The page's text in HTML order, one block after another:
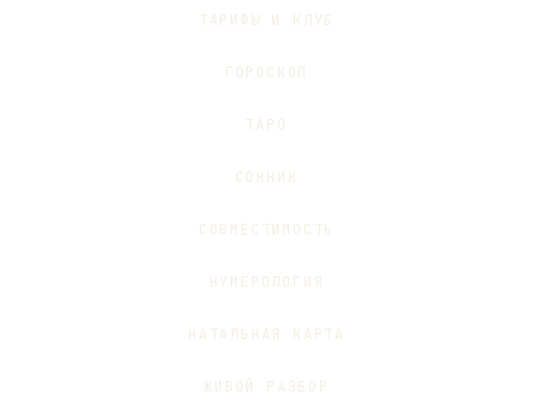
ТАРИФЫ И КЛУБ
ГОРОСКОП
ТАРО
СОННИК
СОВМЕСТИМОСТЬ
НУМЕРОЛОГИЯ
НАТАЛЬНАЯ КАРТА
ЖИВОЙ РАЗБОР